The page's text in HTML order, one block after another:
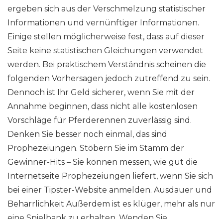
ergeben sich aus der Verschmelzung statistischer
Informationen und vernünftiger Informationen.
Einige stellen möglicherweise fest, dass auf dieser
Seite keine statistischen Gleichungen verwendet
werden. Bei praktischem Verständnis scheinen die
folgenden Vorhersagen jedoch zutreffend zu sein.
Dennoch ist Ihr Geld sicherer, wenn Sie mit der
Annahme beginnen, dass nicht alle kostenlosen
Vorschläge für Pferderennen zuverlässig sind.
Denken Sie besser noch einmal, das sind
Prophezeiungen. Stöbern Sie im Stamm der
Gewinner-Hits – Sie können messen, wie gut die
Internetseite Prophezeiungen liefert, wenn Sie sich
bei einer Tipster-Website anmelden. Ausdauer und
Beharrlichkeit Außerdem ist es klüger, mehr als nur